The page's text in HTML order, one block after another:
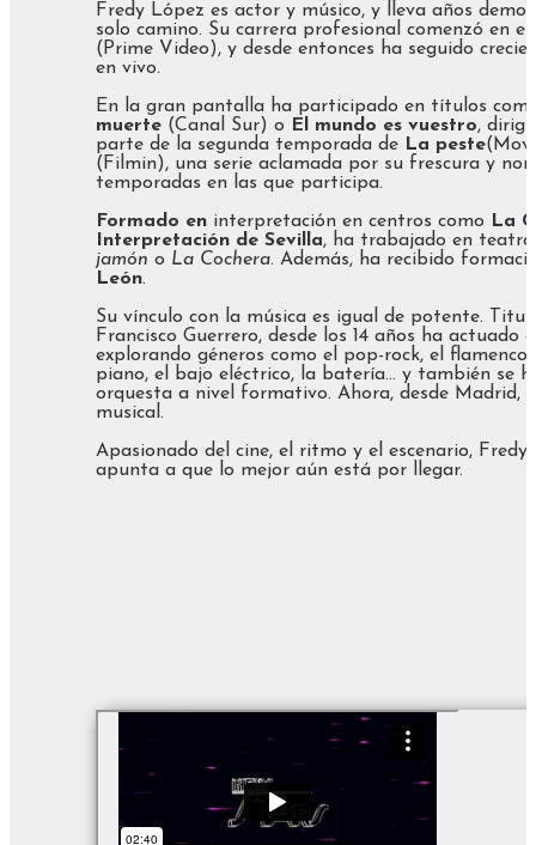
Fredy López es actor y músico, y lleva años
solo camino. Su carrera profesional comenzó en el
(Prime Video), y desde entonces ha seguido
en vivo.
En la gran pantalla ha participado en títulos
muerte (Canal Sur) o El mundo es vuestro,
parte de la segunda temporada de La peste
(Filmin), una serie aclamada por su frescura y
temporadas en las que participa.
Formado en interpretación en centros como
La
Interpretación de Sevilla, ha trabajado en
jamón o La Cochera. Además, ha recibido
León.
Su vínculo con la música es igual de potente.
Francisco Guerrero, desde los 14 años ha
explorando géneros como el pop-rock, el
piano, el bajo eléctrico, la batería… y también se
orquesta a nivel formativo. Ahora, desde Madrid,
musical.
Apasionado del cine, el ritmo y el escenario,
apunta a que lo mejor aún está por llegar.